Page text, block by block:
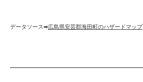
データソース➡︎広島県安芸郡海田町のハザードマップ